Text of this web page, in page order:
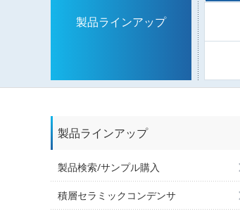
製品ラインアップ
製品ラインアップ
製品検索/サンプル購入
積層セラミックコンデンサ